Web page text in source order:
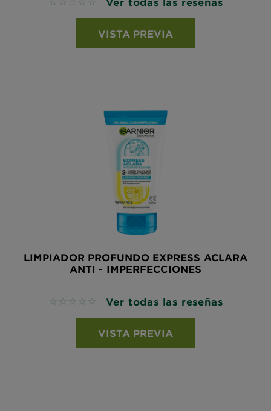
No reviews
VISTA PREVIA
LIMPIADOR PROFUNDO EXPRESS ACLARA
ANTI - IMPERFECCIONES
No reviews Ver todas las reseñas
VISTA PREVIA